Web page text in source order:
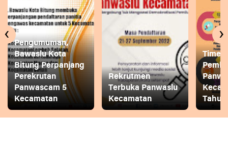
Pengumuman,
Bawaslu Kota
Bitung Perpanjang
Perekrutan
Panwascam 5
Kecamatan
Rekrutmen
Terbuka Panwaslu
Kecamatan
Tahun
‹ ›